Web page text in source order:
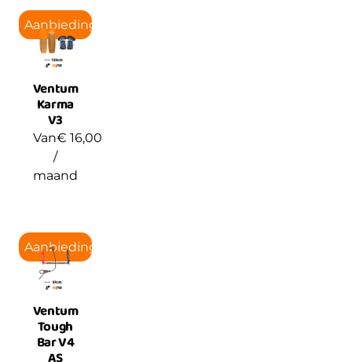
Aanbieding!
Ventum
Karma
V3
Van€ 16,00
/
maand
Aanbieding!
Ventum
Tough
Bar V4